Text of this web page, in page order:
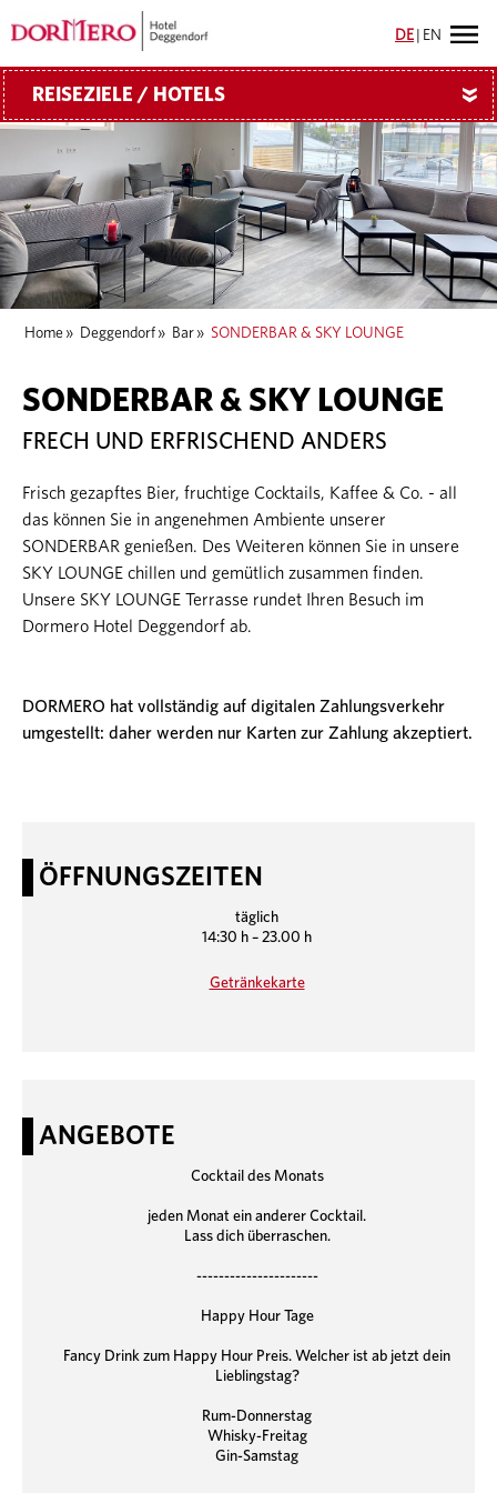
DE EN
REISEZIELE / HOTELS »
Home » Deggendorf » Bar » SONDERBAR & SKY LOUNGE
SONDERBAR & SKY LOUNGE
FRECH UND ERFRISCHEND ANDERS
Frisch gezapftes Bier, fruchtige Cocktails, Kaffee & Co. - all
das können Sie in angenehmen Ambiente unserer
SONDERBAR genießen. Des Weiteren können Sie in unsere
SKY LOUNGE chillen und gemütlich zusammen finden.
Unsere SKY LOUNGE Terrasse rundet Ihren Besuch im
Dormero Hotel Deggendorf ab.
DORMERO hat vollständig auf digitalen Zahlungsverkehr
umgestellt: daher werden nur Karten zur Zahlung akzeptiert.
ÖFFNUNGSZEITEN
täglich
14:30 h – 23.00 h
Getränkekarte
ANGEBOTE
Cocktail des Monats
jeden Monat ein anderer Cocktail.
Lass dich überraschen.
----------------------
Happy Hour Tage
Fancy Drink zum Happy Hour Preis. Welcher ist ab jetzt dein
Lieblingstag?
Rum-Donnerstag
Whisky-Freitag
Gin-Samstag